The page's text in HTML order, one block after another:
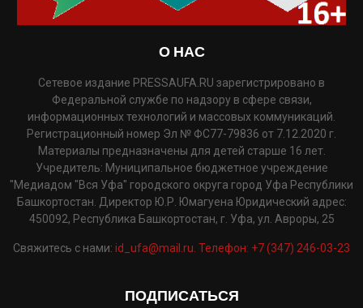
О НАС
Сетевое издание PRESSAUFA.RU зарегистрировано в
Федеральной службе по надзору в сфере связи,
информационных технологий и массовых коммуникаций.
Регистрационный номер Эл № ФС77-79836 от 7.12.2020 г.
Материалы предназначены для детей старше 16 лет.
Учредитель: Муниципальное бюджетное учреждение
"Медиадом "Вся Уфа" городского округа город Уфа Республики
Башкортостан. Директор Ю.Р. Юмагуена Юридический адрес:
450092, Республика Башкортостан, г. Уфа, ул. Авроры, 25
Свяжитесь с нами: id_ufa@mail.ru. Телефон: +7 (347) 246-03-23
ПОДПИСАТЬСЯ